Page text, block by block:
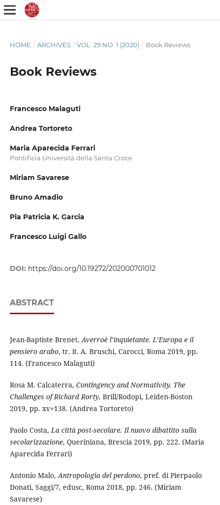
HOME / ARCHIVES / VOL. 29 NO. 1 (2020) / Book Reviews
Book Reviews
Francesco Malaguti
Andrea Tortoreto
Maria Aparecida Ferrari
Pontificia Università della Santa Croce
Miriam Savarese
Bruno Amadio
Pia Patricia K. Garcia
Francesco Luigi Gallo
DOI: https://doi.org/10.19272/202000701012
ABSTRACT
Jean-Baptiste Brenet,Averroè l’inquietante. L’Europa e il
pensiero arabo, tr. it. A. Bruschi, Carocci, Roma 2019, pp.
114. (Francesco Malaguti)
Rosa M. Calcaterra, Contingency and Normativity. The
Challenges of Richard Rorty, Brill/Rodopi, Leiden-Boston
2019, pp. xv+138. (Andrea Tortoreto)
Paolo Costa,La città post-secolare. Il nuovo dibattito sulla
secolarizzazione, Queriniana, Brescia 2019, pp. 222. (Maria
Aparecida Ferrari)
Antonio Malo,Antropologia del perdono, pref. di Pierpaolo
Donati, Saggi/7, edusc, Roma 2018, pp. 246. (Miriam
Savarese)